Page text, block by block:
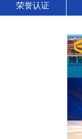
荣誉认证